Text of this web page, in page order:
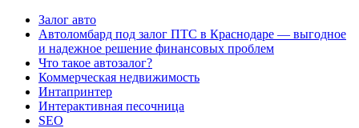
Залог авто
Автоломбард под залог ПТС в Краснодаре — выгодное
и надежное решение финансовых проблем
Что такое автозалог?
Коммерческая недвижимость
Интапринтер
Интерактивная песочница
SEO